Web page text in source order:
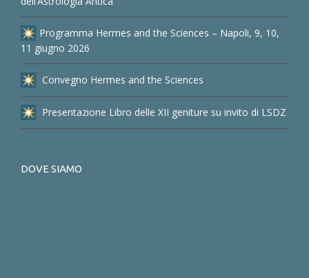
Programma Hermes and the Sciences – Napoli, 9, 10,
11 giugno 2026
Convegno Hermes and the Sciences
Presentazione Libro delle XII geniture su invito di LSDZ
DOVE SIAMO